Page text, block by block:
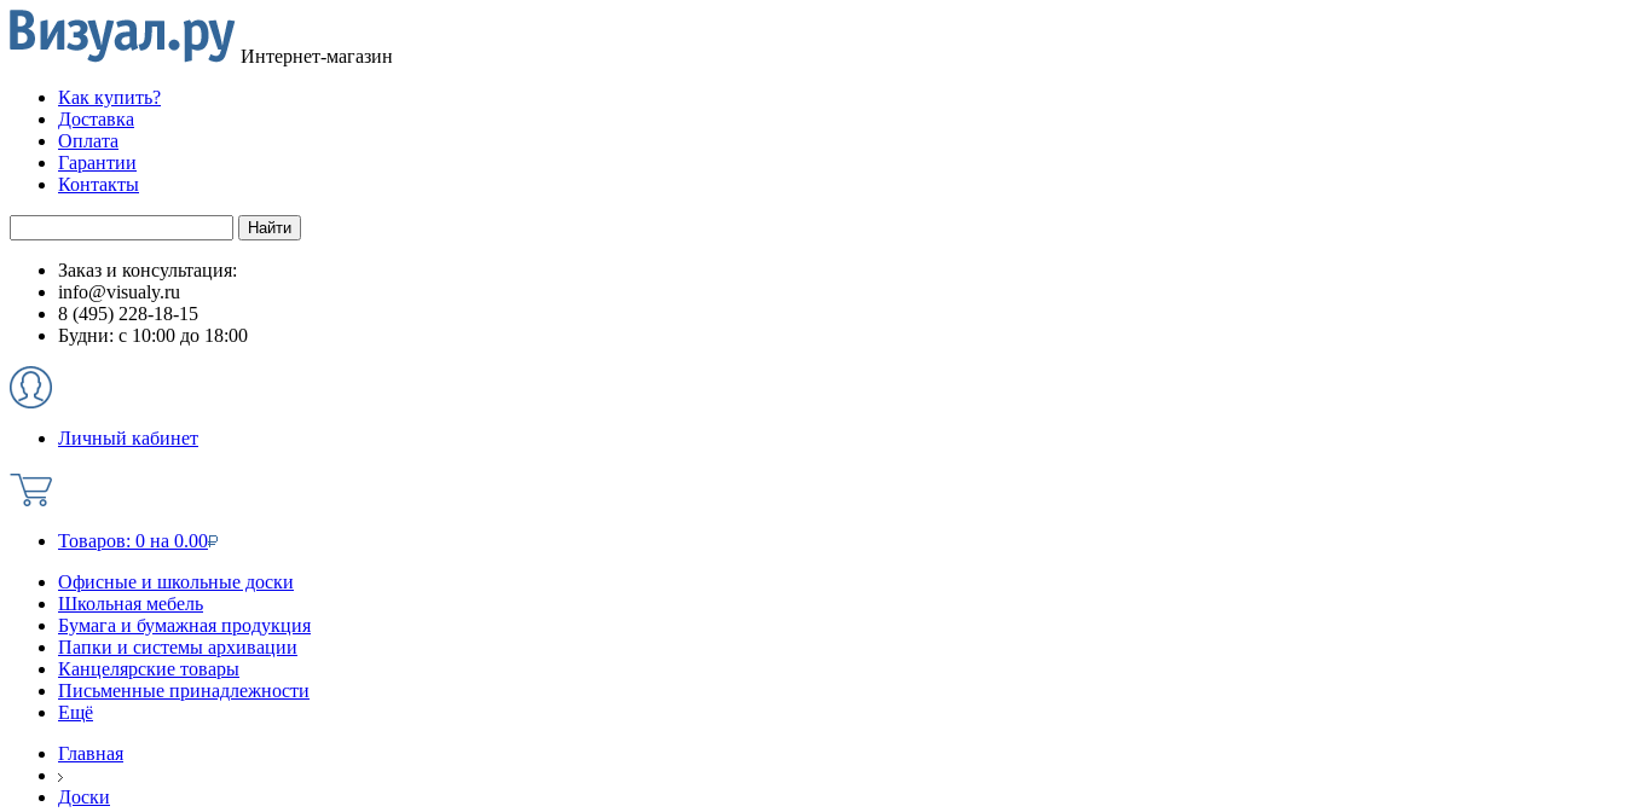
Интернет-магазин
Как купить?
Доставка
Оплата
Гарантии
Контакты
Заказ и консультация:
info@visualy.ru
8 (495) 228-18-15
Будни: с 10:00 до 18:00
Личный кабинет
Товаров: 0 на 0.00
Офисные и школьные доски
Школьная мебель
Бумага и бумажная продукция
Папки и системы архивации
Канцелярские товары
Письменные принадлежности
Ещё
Главная
Доски